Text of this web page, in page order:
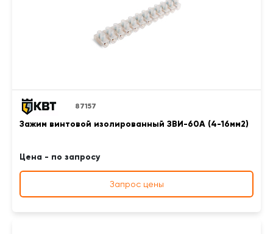
87157
Зажим винтовой изолированный ЗВИ-60А (4-16мм2)
Цена - по запросу
Запрос цены